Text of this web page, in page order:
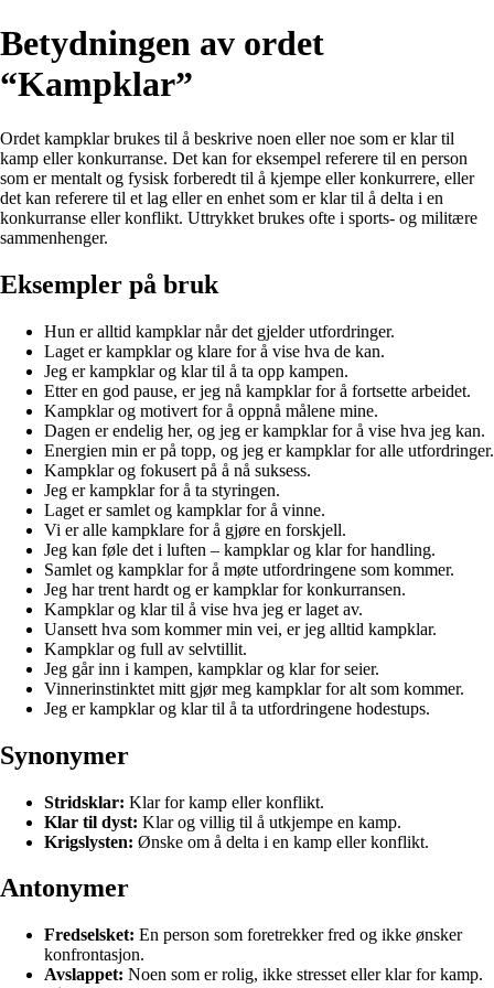
Betydningen av ordet
“Kampklar”
Ordet kampklar brukes til å beskrive noen eller noe som er klar til
kamp eller konkurranse. Det kan for eksempel referere til en person
som er mentalt og fysisk forberedt til å kjempe eller konkurrere, eller
det kan referere til et lag eller en enhet som er klar til å delta i en
konkurranse eller konflikt. Uttrykket brukes ofte i sports- og militære
sammenhenger.
Eksempler på bruk
Hun er alltid kampklar når det gjelder utfordringer.
Laget er kampklar og klare for å vise hva de kan.
Jeg er kampklar og klar til å ta opp kampen.
Etter en god pause, er jeg nå kampklar for å fortsette arbeidet.
Kampklar og motivert for å oppnå målene mine.
Dagen er endelig her, og jeg er kampklar for å vise hva jeg kan.
Energien min er på topp, og jeg er kampklar for alle utfordringer.
Kampklar og fokusert på å nå suksess.
Jeg er kampklar for å ta styringen.
Laget er samlet og kampklar for å vinne.
Vi er alle kampklare for å gjøre en forskjell.
Jeg kan føle det i luften – kampklar og klar for handling.
Samlet og kampklar for å møte utfordringene som kommer.
Jeg har trent hardt og er kampklar for konkurransen.
Kampklar og klar til å vise hva jeg er laget av.
Uansett hva som kommer min vei, er jeg alltid kampklar.
Kampklar og full av selvtillit.
Jeg går inn i kampen, kampklar og klar for seier.
Vinnerinstinktet mitt gjør meg kampklar for alt som kommer.
Jeg er kampklar og klar til å ta utfordringene hodestups.
Synonymer
Stridsklar: Klar for kamp eller konflikt.
Klar til dyst: Klar og villig til å utkjempe en kamp.
Krigslysten: Ønske om å delta i en kamp eller konflikt.
Antonymer
Fredselsket: En person som foretrekker fred og ikke ønsker
konfrontasjon.
Avslappet: Noen som er rolig, ikke stresset eller klar for kamp.